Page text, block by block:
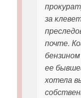
за
почте.
ее
хотела